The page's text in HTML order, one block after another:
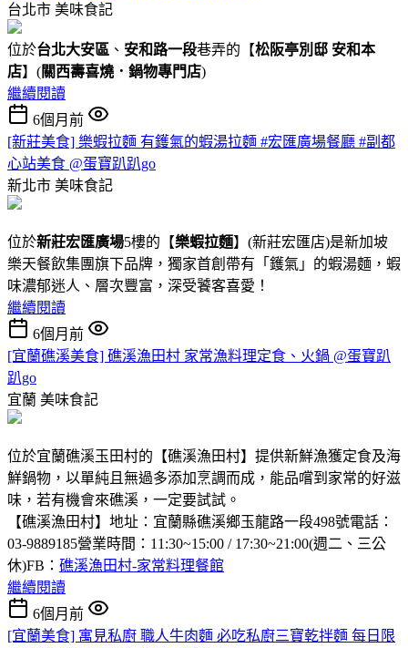
台北市 美味食記
位於台北大安區 、 安和路一段巷弄的【松阪亭別邸 安和本
店】(關西壽喜燒．鍋物專門店)
繼續閱讀
6個月前
[新莊美食] 樂蝦拉麵 有鑊氣的蝦湯拉麵 #宏匯廣場餐廳 #副都
心站美食 @蛋寶趴趴go
新北市 美味食記
位於新莊宏匯廣場5樓的【樂蝦拉麵】(新莊宏匯店)是新加坡
樂天餐飲集團旗下品牌，獨家首創帶有「鑊氣」的蝦湯麵，蝦
味濃郁迷人、層次豐富，深受饕客喜愛！
繼續閱讀
6個月前
[宜蘭礁溪美食] 礁溪漁田村 家常漁料理定食、火鍋 @蛋寶趴
趴go
宜蘭 美味食記
位於宜蘭礁溪玉田村的【礁溪漁田村】提供新鮮漁獲定食及海
鮮鍋物，以單純且無過多添加烹調而成，能品嚐到家常的好滋
味，若有機會來礁溪，一定要試試。
【礁溪漁田村】地址：宜蘭縣礁溪鄉玉龍路一段498號電話：
03-9889185營業時間：11:30~15:00 / 17:30~21:00(週二、三公
休)FB： 礁溪漁田村-家常料理餐館
繼續閱讀
6個月前
[宜蘭美食] 寓見私廚 職人牛肉麵 必吃私廚三寶乾拌麵 每日限